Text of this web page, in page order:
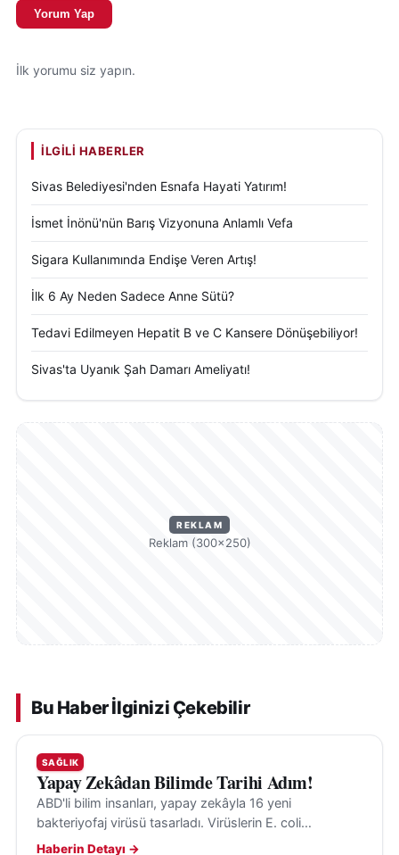
Yorum Yap
İlk yorumu siz yapın.
İLGILI HABERLER
Sivas Belediyesi'nden Esnafa Hayati Yatırım!
İsmet İnönü'nün Barış Vizyonuna Anlamlı Vefa
Sigara Kullanımında Endişe Veren Artış!
İlk 6 Ay Neden Sadece Anne Sütü?
Tedavi Edilmeyen Hepatit B ve C Kansere Dönüşebiliyor!
Sivas'ta Uyanık Şah Damarı Ameliyatı!
REKLAM
Reklam (300×250)
Bu Haber İlginizi Çekebilir
SAĞLIK
Yapay Zekâdan Bilimde Tarihi Adım!
ABD'li bilim insanları, yapay zekâyla 16 yeni
bakteriyofaj virüsü tasarladı. Virüslerin E. coli
bakterilerini hedef aldığı ve insanlara tehdit
Haberin Detayı →